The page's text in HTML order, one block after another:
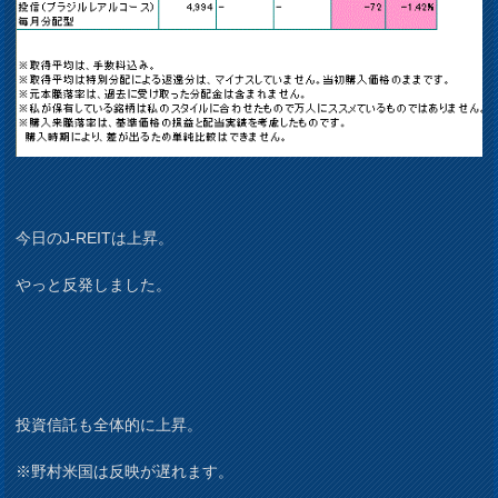
今日のJ-REITは上昇。
やっと反発しました。
投資信託も全体的に上昇。
※野村米国は反映が遅れます。